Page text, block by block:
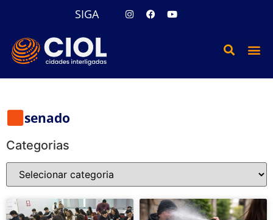
SIGA
senado
Categorias